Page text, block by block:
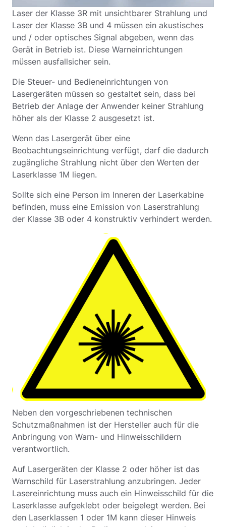
Laser der Klasse 3R mit unsichtbarer Strahlung und
Laser der Klasse 3B und 4 müssen ein akustisches
und / oder optisches Signal abgeben, wenn das
Gerät in Betrieb ist. Diese Warneinrichtungen
müssen ausfallsicher sein.
Die Steuer- und Bedieneinrichtungen von
Lasergeräten müssen so gestaltet sein, dass bei
Betrieb der Anlage der Anwender keiner Strahlung
höher als der Klasse 2 ausgesetzt ist.
Wenn das Lasergerät über eine
Beobachtungseinrichtung verfügt, darf die dadurch
zugängliche Strahlung nicht über den Werten der
Laserklasse 1M liegen.
Sollte sich eine Person im Inneren der Laserkabine
befinden, muss eine Emission von Laserstrahlung
der Klasse 3B oder 4 konstruktiv verhindert werden.
Neben den vorgeschriebenen technischen
Schutzmaßnahmen ist der Hersteller auch für die
Anbringung von Warn- und Hinweisschildern
verantwortlich.
Auf Lasergeräten der Klasse 2 oder höher ist das
Warnschild für Laserstrahlung anzubringen. Jeder
Lasereinrichtung muss auch ein Hinweisschild für die
Laserklasse aufgeklebt oder beigelegt werden. Bei
den Laserklassen 1 oder 1M kann dieser Hinweis